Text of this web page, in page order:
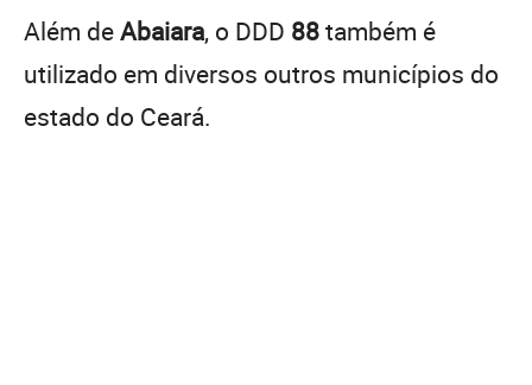
Além deAbaiara, o DDD 88também é
utilizado em diversos outros municípios do
estado do Ceará.